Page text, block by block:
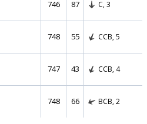
746 87 С, 3
748 55 ССВ, 5
747 43 ССВ, 4
748 66 ВСВ, 2